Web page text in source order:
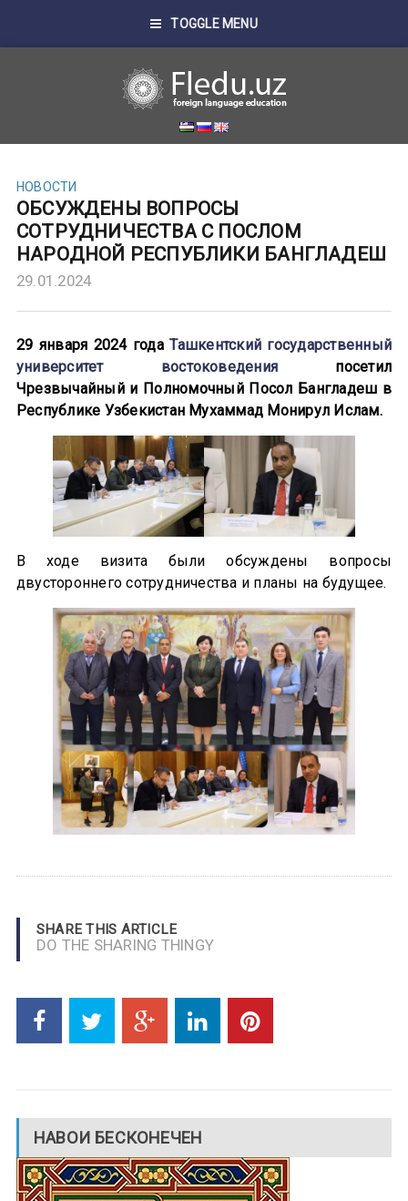
TOGGLE MENU
НОВОСТИ
ОБСУЖДЕНЫ ВОПРОСЫ
СОТРУДНИЧЕСТВА С ПОСЛОМ
НАРОДНОЙ РЕСПУБЛИКИ БАНГЛАДЕШ
29.01.2024
29 января 2024 годаТашкентский государственный
университет востоковедения посетил
Чрезвычайный и Полномочный Посол Бангладеш в
Республике Узбекистан Мухаммад Монирул Ислам.
В ходе визита были обсуждены вопросы
двустороннего сотрудничества и планы на будущее.
SHARE THIS ARTICLE
DO THE SHARING THINGY
НАВОИ БЕСКОНЕЧЕН